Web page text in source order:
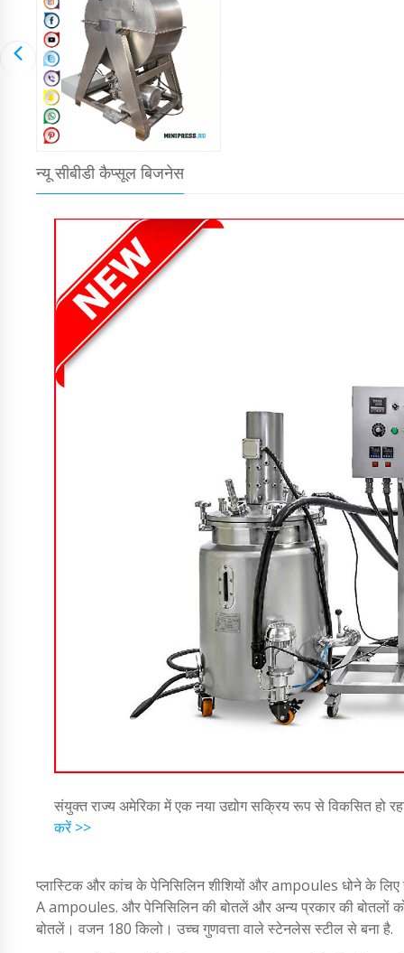
न्यू सीबीडी कैप्सूल बिजनेस
संयुक्त राज्य अमेरिका में एक नया उद्योग सक्रिय रूप से विकसित हो
करें >>
प्लास्टिक और कांच के पेनिसिलिन शीशियों और ampoules धोने के
A ampoules. और पेनिसिलिन की बोतलें और अन्य प्रकार की बोतलों
बोतलें। वजन 180 किलो। उच्च गुणवत्ता वाले स्टेनलेस स्टील से बना है.